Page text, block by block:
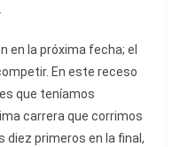
en la próxima fecha; el
En este receso
que teníamos
carrera que corrimos
diez primeros en la final,